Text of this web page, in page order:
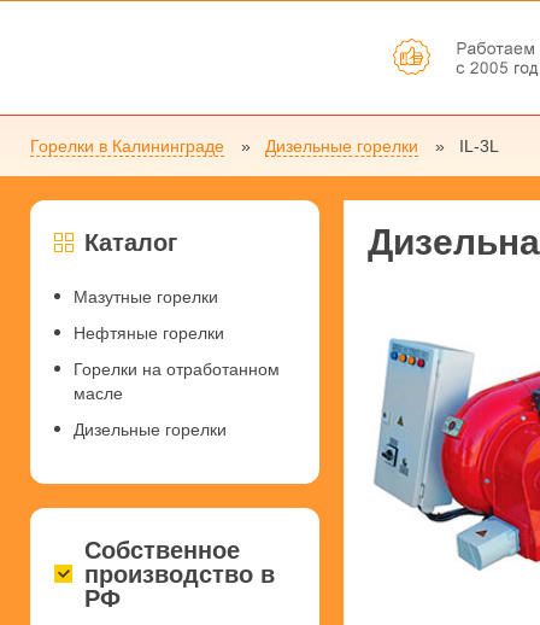
Горелки в Калининграде Дизельные горелки IL-3L
Каталог
Мазутные горелки
Нефтяные горелки
Горелки на отработанном
масле
Дизельные горелки
Собственное
производство в
РФ